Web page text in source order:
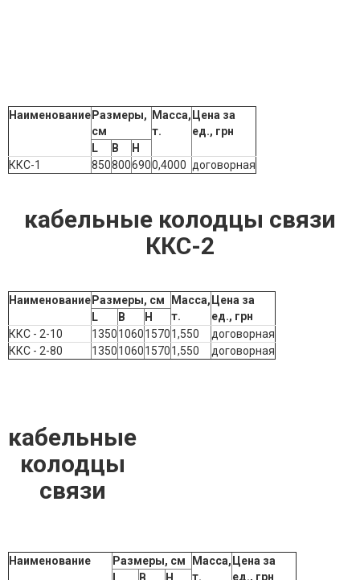
Наименование Размеры,
см
Масса,
т.
Цена за
ед., грн
L
B
Н
ККС-1
8508006900,4000 договорная
кабельные колодцы связи
ККС-2
Наименование Размеры, см
Масса,
т.
Цена за
ед., грн
L B
Н
ККС - 2-10
1350106015701,550
договорная
ККС - 2-80
1350106015701,550 договорная
кабельные
колодцы
связи
Наименование Размеры, см
Масса,
т.
Цена за
ед., грн